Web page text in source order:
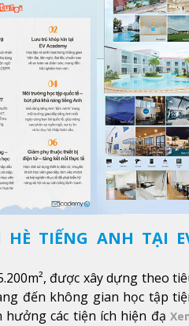
HÈ TIẾNG ANH TẠI
được xây dựng theo
đến không gian học tập
các tiện ích hiện đạ